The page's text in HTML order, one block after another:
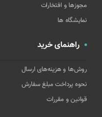
مجوزها و افتخارات
نمایشگاه ها
راهنمای خرید
روش‌ها و هزینه‌های ارسال
نحوه پرداخت مبلغ سفارش
قوانین و مقررات